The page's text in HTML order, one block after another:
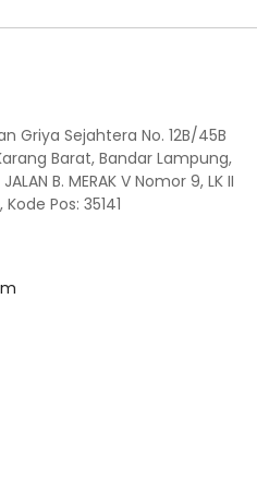
Griya Sejahtera No. 12B/45B
Barat, Bandar Lampung,
B. MERAK V Nomor 9, LK II
Pos: 35141